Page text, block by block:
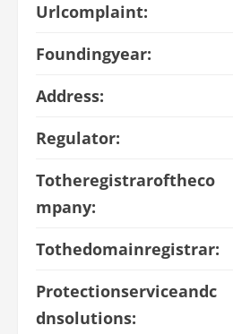
Urlcomplaint:
Foundingyear:
Address:
Regulator:
Totheregistraroftheco
mpany:
Tothedomainregistrar:
Protectionserviceandc
dnsolutions: